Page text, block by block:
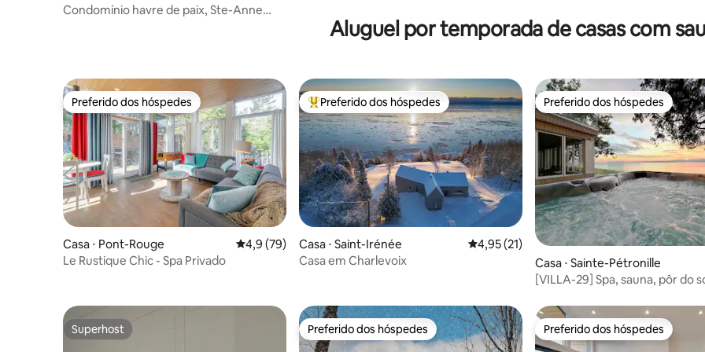
er
Condomínio havre de paix, Ste-Anne
hidromassagem
Aluguel por temporada de casas com
Preferido dos hóspedes
Preferido dos hóspedes
Casa ⋅ Pont-Rouge 4,9 de uma avaliação média de 5, 79 avaliações
4,9 (79)
Le Rustique Chic - Spa Privado
Entre os melhores preferidos dos hóspedes
Preferido dos hóspedes
Casa ⋅ Saint-Irénée 4,95 de uma avaliação média de 5, 21
4,95 (21)
Casa em Charlevoix
Preferido dos hóspedes
Preferido dos hóspedes
Casa ⋅ Sainte-Pétronille
[VILLA-29] Spa, sauna, pôr do
Superhost
Superhost Preferido dos hóspedes
Preferido dos hóspedes Preferido dos hóspedes
Preferido dos hóspedes